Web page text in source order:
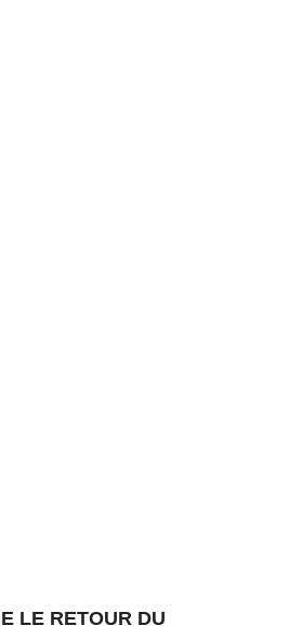
LE RETOUR DU